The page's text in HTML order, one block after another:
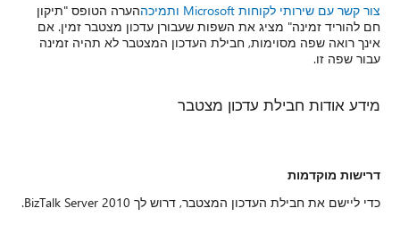
צור קשר עם שירותי לקוחות Microsoft ותמיכה
הערה הטופס "תיקון
חם להוריד זמינה" מציג את השפות שעבורן עדכון מצטבר זמין. אם
אינך רואה שפה מסוימות, חבילת העדכון המצטבר לא תהיה זמינה
עבור שפה זו.
מידע אודות חבילת עדכון מצטבר
דרישות מוקדמות
כדי ליישם את חבילת העדכון המצטבר, דרוש לך BizTalk Server 2010.